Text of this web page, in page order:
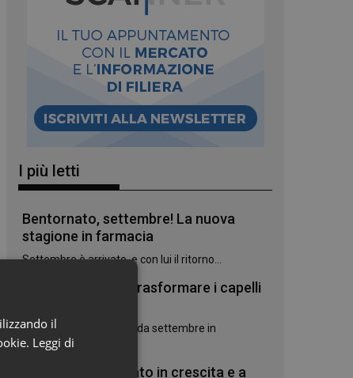
I più letti
Bentornato, settembre! La nuova
stagione in farmacia
Settembre è arrivato, e con lui il ritorno...
7 oli botanici per trasformare i capelli
Due novità Phyto Paris da settembre in
farmacia:...
Cosmetica: mercato in crescita e a
il
Leggi di